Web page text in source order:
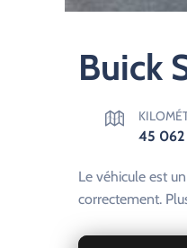
Buick
45 062
Le véhicule est
correctement.